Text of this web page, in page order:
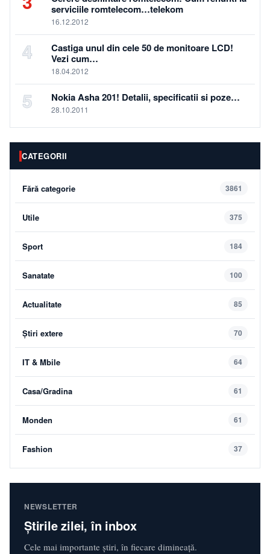
serviciile romtelecom…telekom
16.12.2012
4
Castiga unul din cele 50 de monitoare LCD!
Vezi cum…
18.04.2012
5 Nokia Asha 201! Detalii, specificatii si poze…
28.10.2011
CATEGORII
Fără categorie 3861
Utile 375
Sport 184
Sanatate 100
Actualitate 85
Știri extere 70
IT & Mbile 64
Casa/Gradina 61
Monden 61
Fashion 37
NEWSLETTER
Știrile zilei, în inbox
Cele mai importante știri, în fiecare dimineață.